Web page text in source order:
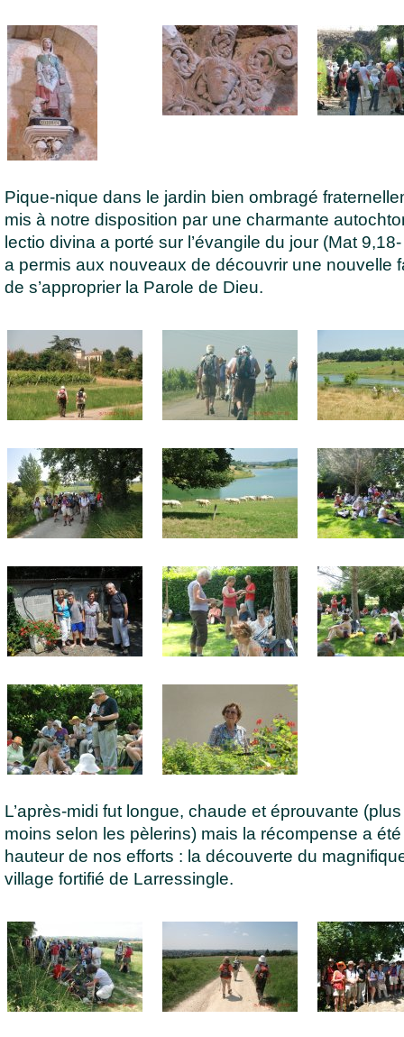
Pique-nique dans le jardin bien ombragé
mis à notre disposition par une charmante
lectio divina a porté sur l’évangile du jour (Mat
a permis aux nouveaux de découvrir une nouvelle
de s’approprier la Parole de Dieu.
L’après-midi fut longue, chaude et éprouvante
moins selon les pèlerins) mais la récompense a
hauteur de nos efforts : la découverte du
village fortifié de Larressingle.